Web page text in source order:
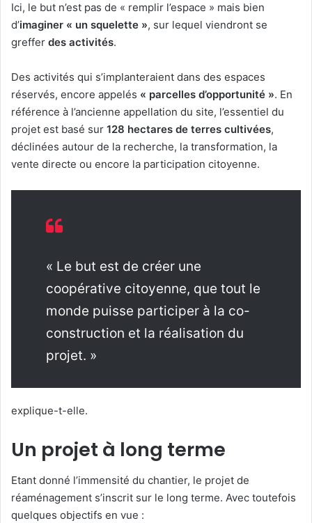
Ici, le but n’est pas de « remplir l’espace » mais bien
d’imaginer « un squelette », sur lequel viendront se
greffer des activités.
Des activités qui s’implanteraient dans des espaces
réservés, encore appelés « parcelles d’opportunité ». En
référence à l’ancienne appellation du site, l’essentiel du
projet est basé sur 128 hectares de terres cultivées,
déclinées autour de la recherche, la transformation, la
vente directe ou encore la participation citoyenne.
« Le but est de créer une
coopérative citoyenne, que tout le
monde puisse participer à la co-
construction et la réalisation du
projet. »
explique-t-elle.
Un projet à long terme
Etant donné l’immensité du chantier, le projet de
réaménagement s’inscrit sur le long terme. Avec toutefois
quelques objectifs en vue :